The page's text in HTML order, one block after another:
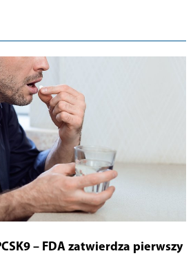
– FDA zatwierdza pierwszy